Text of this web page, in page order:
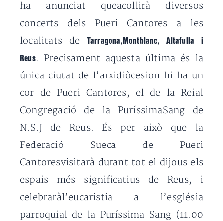
ha anunciat queacollirà diversos
concerts dels Pueri Cantores a les
localitats de
Tarragona,Montblanc, Altafulla i
Reus. Precisament aquesta última és la
única ciutat de l’arxidiòcesion hi ha un
cor de Pueri Cantores, el de la Reial
Congregació de la PuríssimaSang de
N.S.J de Reus. És per això que la
Federació Sueca de Pueri
Cantoresvisitarà durant tot el dijous els
espais més significatius de Reus, i
celebraràl’eucaristia a l’església
parroquial de la Puríssima Sang (11.00